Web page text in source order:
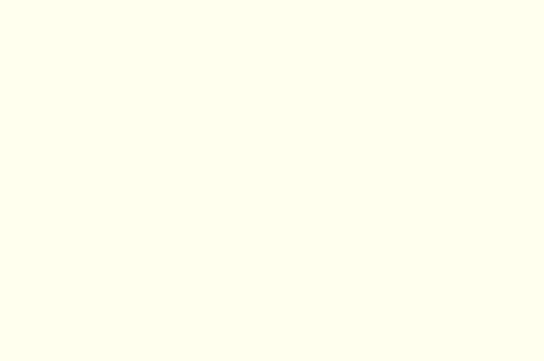
(x)'}{ (e^x)'} = \lim_{x\to \infty}
1/x)^x